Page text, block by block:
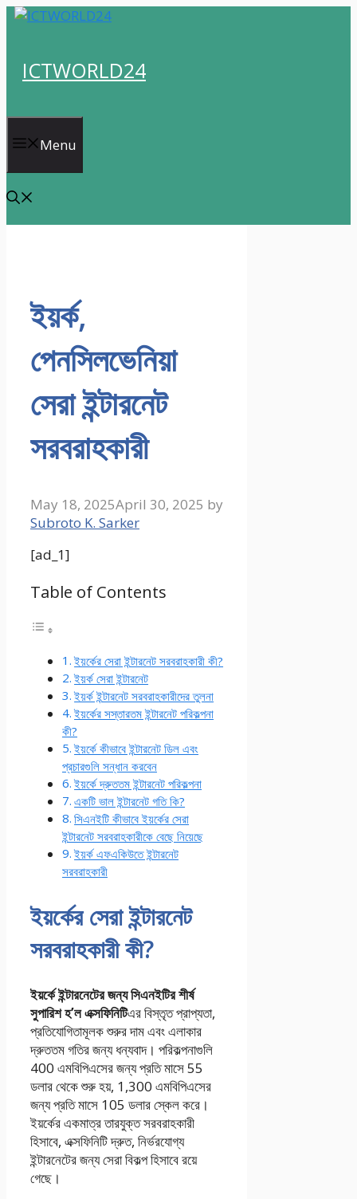
Skip
ICTWORLD24
Menu
ইয়র্ক,
পেনসিলভেনিয়া
সেরা ইন্টারনেট
সরবরাহকারী
May 18, 2025April 30, 2025 by
Subroto K. Sarker
[ad_1]
Table of Contents
ইয়র্কের সেরা ইন্টারনেট সরবরাহকারী কী?
ইয়র্ক সেরা ইন্টারনেট
ইয়র্ক ইন্টারনেট সরবরাহকারীদের তুলনা
ইয়র্কের সস্তারতম ইন্টারনেট পরিকল্পনা
কী?
ইয়র্কে কীভাবে ইন্টারনেট ডিল এবং
প্রচারগুলি সন্ধান করবেন
ইয়র্কে দ্রুততম ইন্টারনেট পরিকল্পনা
একটি ভাল ইন্টারনেট গতি কি?
সিএনইটি কীভাবে ইয়র্কের সেরা
ইন্টারনেট সরবরাহকারীকে বেছে নিয়েছে
ইয়র্ক এফএকিউতে ইন্টারনেট
সরবরাহকারী
ইয়র্কের সেরা ইন্টারনেট
সরবরাহকারী কী?
ইয়র্কে ইন্টারনেটের জন্য সিএনইটির শীর্ষ
সুপারিশ হ’লএক্সফিনিটিএর বিস্তৃত প্রাপ্যতা,
প্রতিযোগিতামূলক শুরুর দাম এবং এলাকার
দ্রুততম গতির জন্য ধন্যবাদ। পরিকল্পনাগুলি
400 এমবিপিএসের জন্য প্রতি মাসে 55
ডলার থেকে শুরু হয়, 1,300 এমবিপিএসের
জন্য প্রতি মাসে 105 ডলার স্কেল করে।
ইয়র্কের একমাত্র তারযুক্ত সরবরাহকারী
হিসাবে, এক্সফিনিটি দ্রুত, নির্ভরযোগ্য
ইন্টারনেটের জন্য সেরা বিকল্প হিসাবে রয়ে
গেছে।